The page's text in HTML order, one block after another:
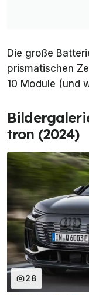
Die große
prismatischen
10 Module (und
tron (2024)
28